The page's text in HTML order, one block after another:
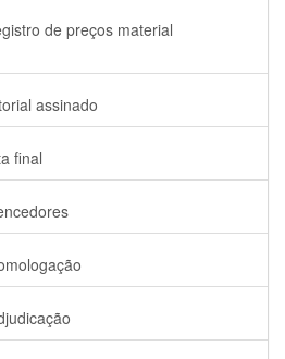
de preços material
assinado
final